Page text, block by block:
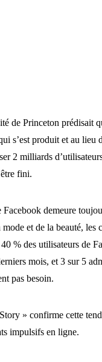
de Princeton prédisait
s’est produit et au lieu
2 milliards
fini.
demeure
et de la beauté,
40 % des utilisateurs de
mois, et 3 sur 5
pas besoin.
» confirme cette
impulsifs en ligne.